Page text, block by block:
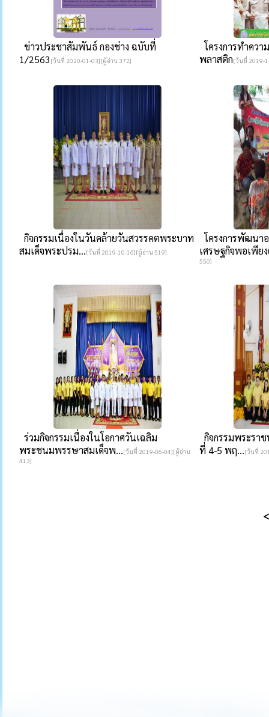
ข่าวประชาสัมพันธ์ กองช่าง ฉบับที่
1/2563 [วันที่ 2020-01-03][ผู้อ่าน 372]
โครงการทำควา
พลาสติก[วันที่ 2019-
กิจกรรมเนื่องในวันคล้ายวันสวรรคตพระบาท
สมเด็จพระปรม...[วันที่ 2019-10-16][ผู้อ่าน 519]
โครงการพัฒน
เศรษฐกิจพอเพีย
550]
ร่วมกิจกรรมเนื่องในโอกาศวันเฉลิม
พระชนมพรรษาสมเด็จพ...[วันที่ 2019-06-04][ผู้อ่าน
413]
กิจกรรมพระรา
ที่ 4-5 พฤ...[วันที่